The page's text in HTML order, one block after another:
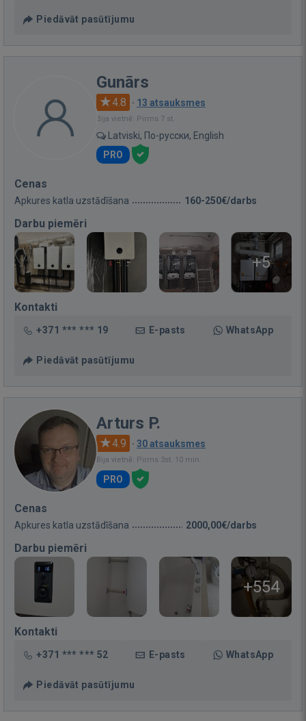
Piedāvāt pasūtījumu
Gunārs
4.8 · 13 atsauksmes
Bija vietnē: Pirms 7 st.
Latviski, По-русски, English
PRO
Cenas
Apkures katla uzstādīšana 160-250€/darbs
Darbu piemēri
+5
Kontakti
+371 *** *** 19 E-pasts WhatsApp
Piedāvāt pasūtījumu
Arturs P.
4.9 · 30 atsauksmes
Bija vietnē: Pirms 3st. 10 min.
PRO
Cenas
Apkures katla uzstādīšana 2000,00€/darbs
Darbu piemēri
+554
Kontakti
+371 *** *** 52 E-pasts WhatsApp
Piedāvāt pasūtījumu